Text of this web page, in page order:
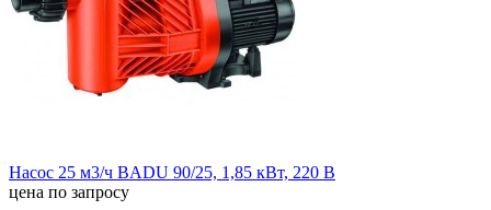
Насос 25 м3/ч BADU 90/25, 1,85 кВт, 220 В
цена по запросу